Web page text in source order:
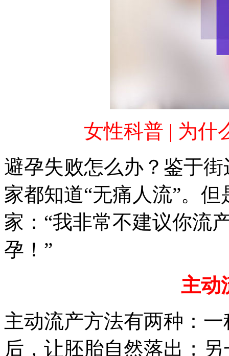
女性科普 | 为什
避孕失败怎么办？鉴于
家都知道“无痛人流”。
家：“我非常不建议你流
孕！”
主动
主动流产方法有两种：
后，让胚胎自然落出；